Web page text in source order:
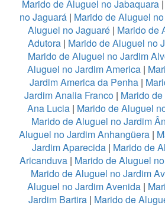
Marido de Aluguel no Jabaquara |
no Jaguará| Marido de Aluguel
Aluguel no Jaguaré| Marido de
Adutora | Marido de Aluguel no
Marido de Aluguel no Jardim
Aluguel no Jardim America |
Jardim America da Penha |
Jardim Analia Franco| Marido
Ana Lucia | Marido de Aluguel
Marido de Aluguel no Jardim
Aluguel no Jardim Anhangüera|
Jardim Aparecida| Marido de
Aricanduva| Marido de Aluguel
Marido de Aluguel no Jardim
Aluguel no Jardim Avenida |
Jardim Bartira | Marido de